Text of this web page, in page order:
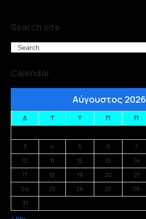
Search site
Search
Calendar
Αύγουστος 2026
Δ Τ Τ Π Π
3
4 5 6 7
10
11 12 13 14
17
18 19 20 21
24
25 26 27 28
31